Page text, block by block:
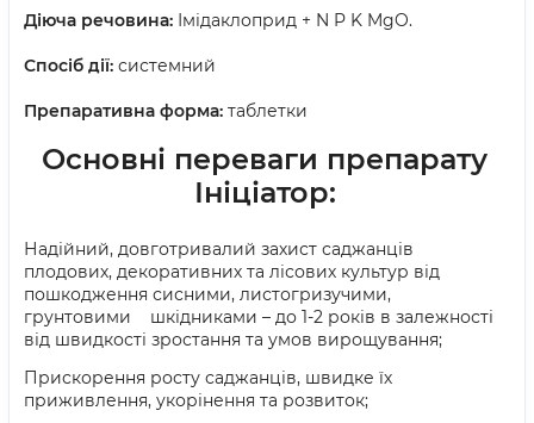
Діюча речовина: Імідаклоприд + N P K MgO.
Спосіб дії: системний
Препаративна форма: таблетки
Основні переваги препарату
Ініціатор:
Надійний, довготривалий захист саджанців
плодових, декоративних та лісових культур від
пошкодження сисними, листогризучими,
грунтовими
шкідниками – до 1-2 років в залежності
від швидкості зростання та умов вирощування;
Прискорення росту саджанців, швидке їх
приживлення, укорінення та розвиток;